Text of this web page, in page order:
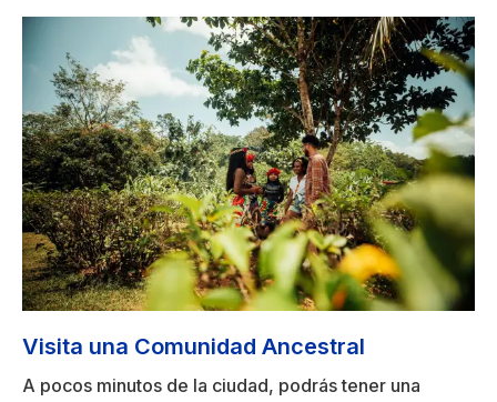
Visita una Comunidad Ancestral
A pocos minutos de la ciudad, podrás tener una